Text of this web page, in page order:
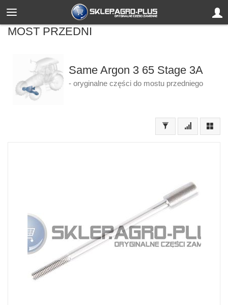
MOST PRZEDNI
Same Argon 3 65 Stage 3A
- oryginalne części do mostu przedniego